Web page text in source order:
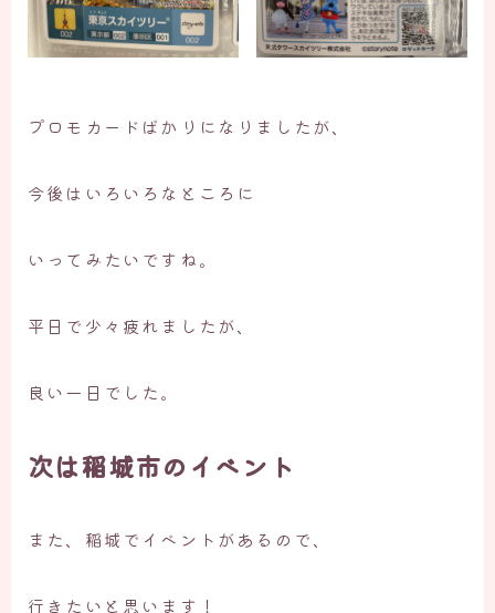
プロモカードばかりになりましたが、
今後はいろいろなところに
いってみたいですね。
平日で少々疲れましたが、
良い一日でした。
次は稲城市のイベント
また、稲城でイベントがあるので、
行きたいと思います！